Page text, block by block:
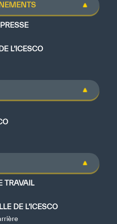
L’ICESCO
TRAVAIL
DE L’ICESCO